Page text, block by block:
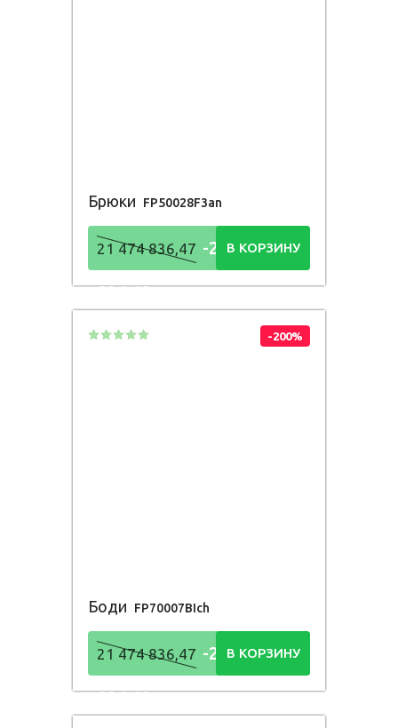
Брюки FP50028F3an
21 474 836,47 -21 474
836,48Р
В КОРЗИНУ
-200%
Боди FP70007BIch
21 474 836,47 -21 474
836,48Р
В КОРЗИНУ